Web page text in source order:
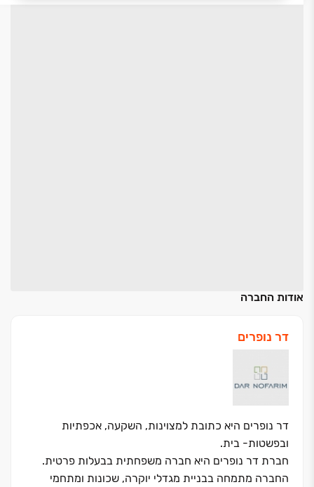
אודות החברה
דר נופרים
דר נופרים היא כתובת למצוינות, השקעה, אכפתיות
ובפשטות- בית.
חברת דר נופרים היא חברה משפחתית בבעלות פרטית.
החברה מתמחה בבניית מגדלי יוקרה, שכונות ומתחמי